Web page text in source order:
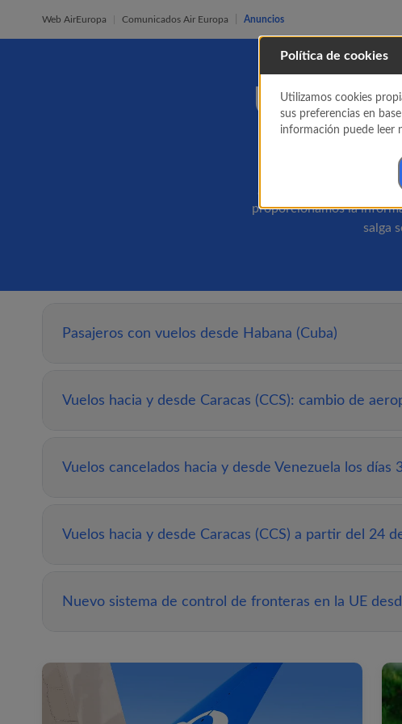
Web AirEuropa Comunicados Air Europa Anuncios
Últimas
¿Tienes un vuelo
proporcionamos la
salga
Pasajeros con vuelos desde Habana (Cuba)
Vuelos hacia y desde Caracas (CCS): cambio de
Vuelos cancelados hacia y desde Venezuela los
Vuelos hacia y desde Caracas (CCS) a partir del 24
Nuevo sistema de control de fronteras en la UE
Política de cookies
Utilizamos cookies
sus preferencias en
información puede leer